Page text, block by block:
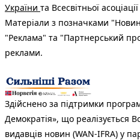
України та Всесвітньої
Матеріали з позначками
"Реклама" та "Партнерський
реклами.
Здійснено за підтримки
Демократія», що реалізується
видавців новин (WAN-IFRA) у